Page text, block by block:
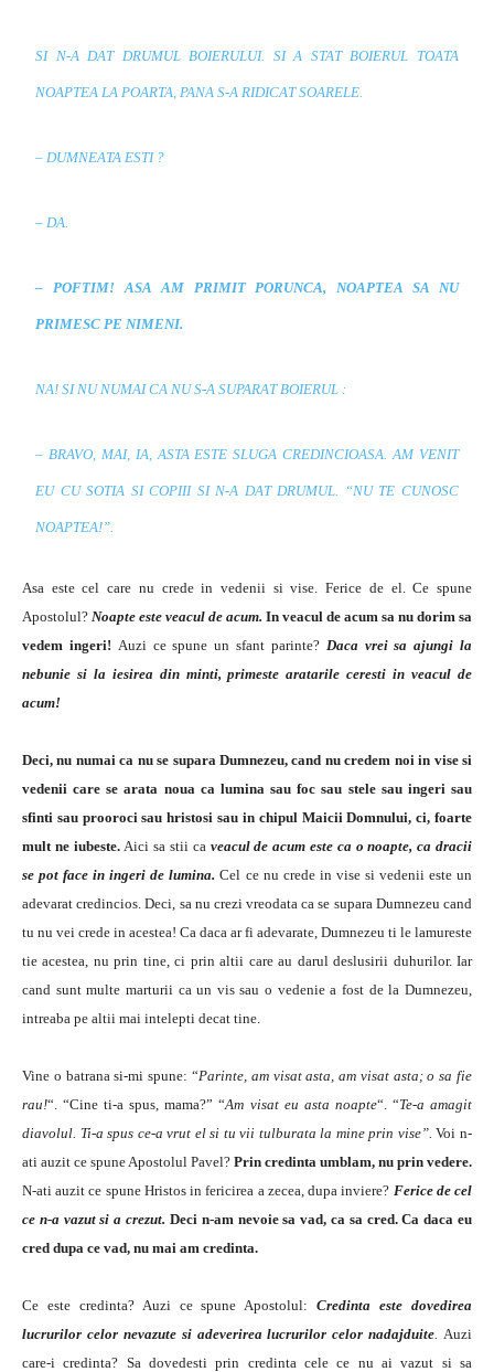
SI N-A DAT DRUMUL BOIERULUI. SI A STAT BOIERUL TOATA
NOAPTEA LA POARTA, PANA S-A RIDICAT SOARELE.
– DUMNEATA ESTI ?
– DA.
– POFTIM! ASA AM PRIMIT PORUNCA, NOAPTEA SA NU
PRIMESC PE NIMENI.
NA! SI NU NUMAI CA NU S-A SUPARAT BOIERUL :
– BRAVO, MAI, IA, ASTA ESTE SLUGA CREDINCIOASA. AM VENIT
EU CU SOTIA SI COPIII SI N-A DAT DRUMUL. “NU TE CUNOSC
NOAPTEA!”.
Asa este cel care nu crede in vedenii si vise. Ferice de el. Ce spune
Apostolul? Noapte este veacul de acum. In veacul de acum sa nu dorim sa
vedem ingeri! Auzi ce spune un sfant parinte? Daca vrei sa ajungi la
nebunie si la iesirea din minti, primeste aratarile ceresti in veacul de
acum!
Deci, nu numai ca nu se supara Dumnezeu, cand nu credem noi in vise si
vedenii care se arata noua ca lumina sau foc sau stele sau ingeri sau
sfinti sau prooroci sau hristosi sau in chipul Maicii Domnului, ci, foarte
mult ne iubeste. Aici sa stii ca veacul de acum este ca o noapte, ca dracii
se pot face in ingeri de lumina. Cel ce nu crede in vise si vedenii este un
adevarat credincios. Deci, sa nu crezi vreodata ca se supara Dumnezeu cand
tu nu vei crede in acestea! Ca daca ar fi adevarate, Dumnezeu ti le lamureste
tie acestea, nu prin tine, ci prin altii care au darul deslusirii duhurilor. Iar
cand sunt multe marturii ca un vis sau o vedenie a fost de la Dumnezeu,
intreaba pe altii mai intelepti decat tine.
Vine o batrana si-mi spune: “Parinte, am visat asta, am visat asta; o sa fie
rau!“. “Cine ti-a spus, mama?” “Am visat eu asta noapte“. “Te-a amagit
diavolul. Ti-a spus ce-a vrut el si tu vii tulburata la mine prin vise”.Voi n-
ati auzit ce spune Apostolul Pavel? Prin credinta umblam, nu prin vedere.
N-ati auzit ce spune Hristos in fericirea a zecea, dupa inviere? Ferice de cel
ce n-a vazut si a crezut. Deci n-am nevoie sa vad, ca sa cred. Ca daca eu
cred dupa ce vad, nu mai am credinta.
Ce este credinta? Auzi ce spune Apostolul:Credinta este dovedirea
lucrurilor celor nevazute si adeverirea lucrurilor celor nadajduite Auzi
care-i credinta? Sa dovedesti prin credinta cele ce nu ai vazut si sa